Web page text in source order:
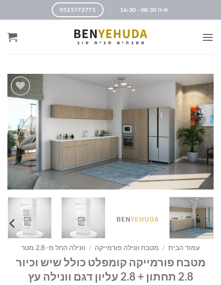
א-ה 08:30 - 16:30 0525772771
שלי
עמוד הבית / מטבח וונילה פורמייקה / וונילה החל מ- 2.8 מטר
מטבח פורמייקה קומפלט כולל שיש וכיור
2.8 תחתון + 2.8 עליון דגם וונילה עץ